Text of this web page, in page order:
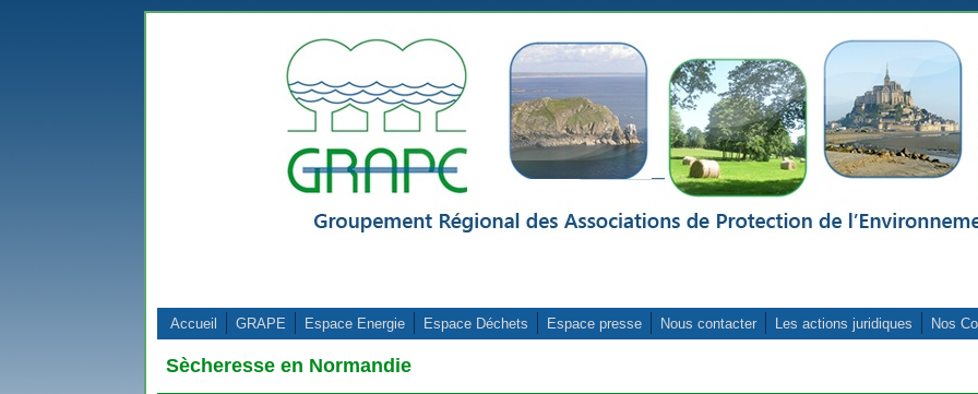
Accueil GRAPE Espace Energie Espace Déchets Espace presse Nous contacter Les actions juridiques Nos
Sècheresse en Normandie